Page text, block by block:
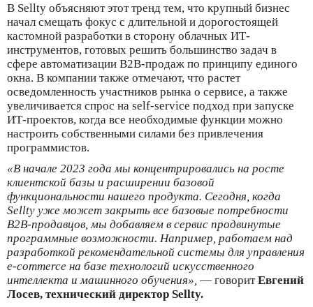
В Sellty объясняют этот тренд тем, что крупный бизнес
начал смещать фокус с длительной и дорогостоящей
кастомной разработки в сторону облачных ИТ-
инструментов, готовых решить большинство задач в
сфере автоматизации B2B-продаж по принципу единого
окна. В компании также отмечают, что растет
осведомленность участников рынка о сервисе, а также
увеличивается спрос на self-service подход при запуске
ИТ-проектов, когда все необходимые функции можно
настроить собственными силами без привлечения
программистов.
«В начале 2023 года мы концентрировались на росте
клиентской базы и расширении базовой
функциональности нашего продукта. Сегодня, когда
Sellty уже может закрыть все базовые потребности
B2B-продавцов, мы добавляем в сервис продвинутые
программные возможности. Например, работаем над
разработкой рекомендательной системы для управления
e-commerce на базе технологий искусственного
интеллекта и машинного обучения», — говоритЕвгений
Лосев, технический директор Sellty.